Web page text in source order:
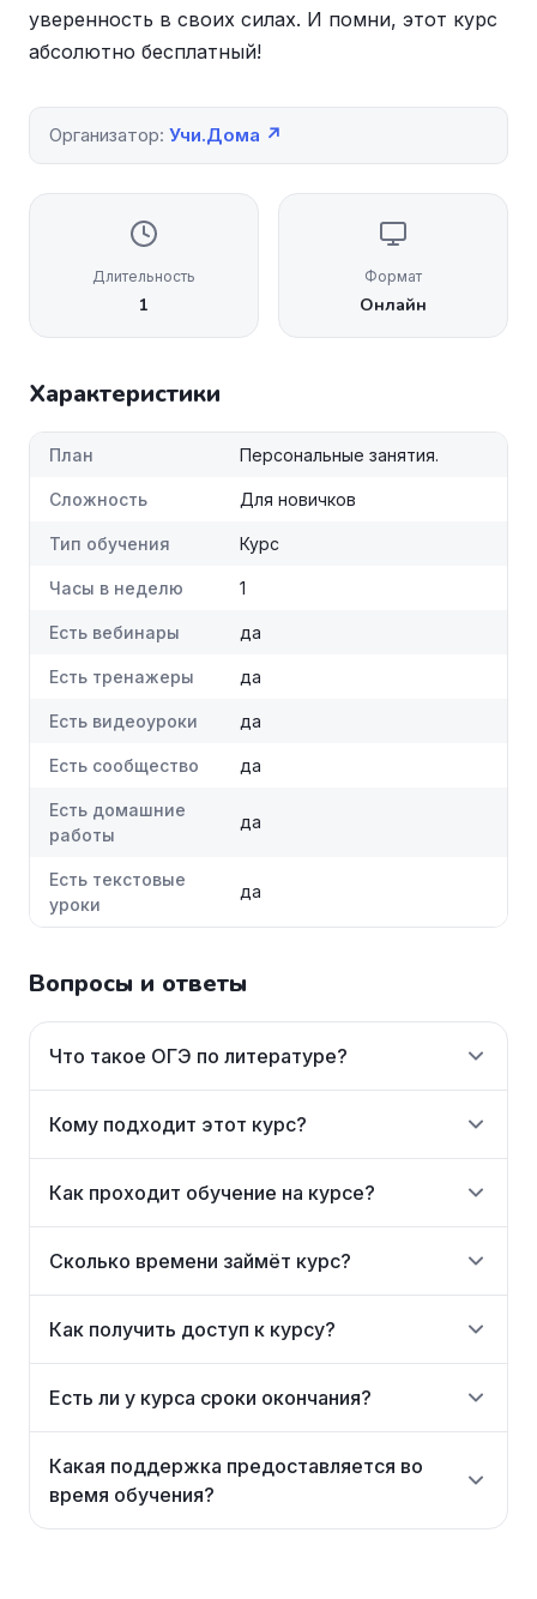
уверенность в своих силах. И помни, этот курс
абсолютно бесплатный!
Организатор: Учи.Дома ↗
Длительность
1
Формат
Онлайн
Характеристики
План Персональные занятия.
Сложность Для новичков
Тип обучения Курс
Часы в неделю 1
Есть вебинары да
Есть тренажеры да
Есть видеоуроки да
Есть сообщество да
Есть домашние
работы
да
Есть текстовые
уроки
да
Вопросы и ответы
Что такое ОГЭ по литературе?
Кому подходит этот курс?
Как проходит обучение на курсе?
Сколько времени займёт курс?
Как получить доступ к курсу?
Есть ли у курса сроки окончания?
Какая поддержка предоставляется во
время обучения?